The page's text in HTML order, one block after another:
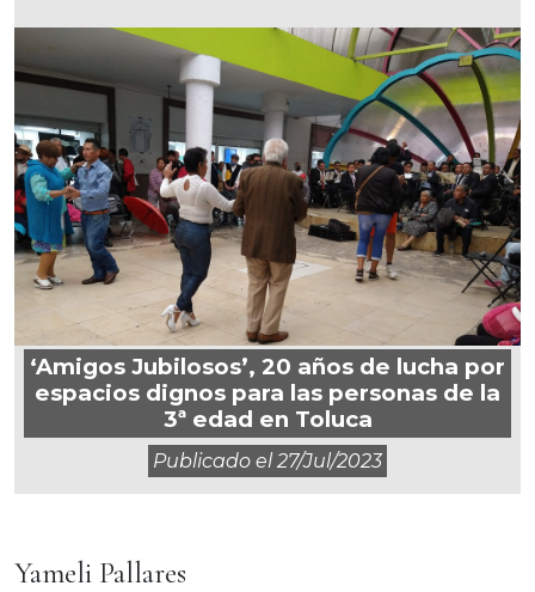
‘Amigos Jubilosos’, 20 años de lucha por
espacios dignos para las personas de la
3ª edad en Toluca
Publicado el27/jul/2023
Yameli Pallares